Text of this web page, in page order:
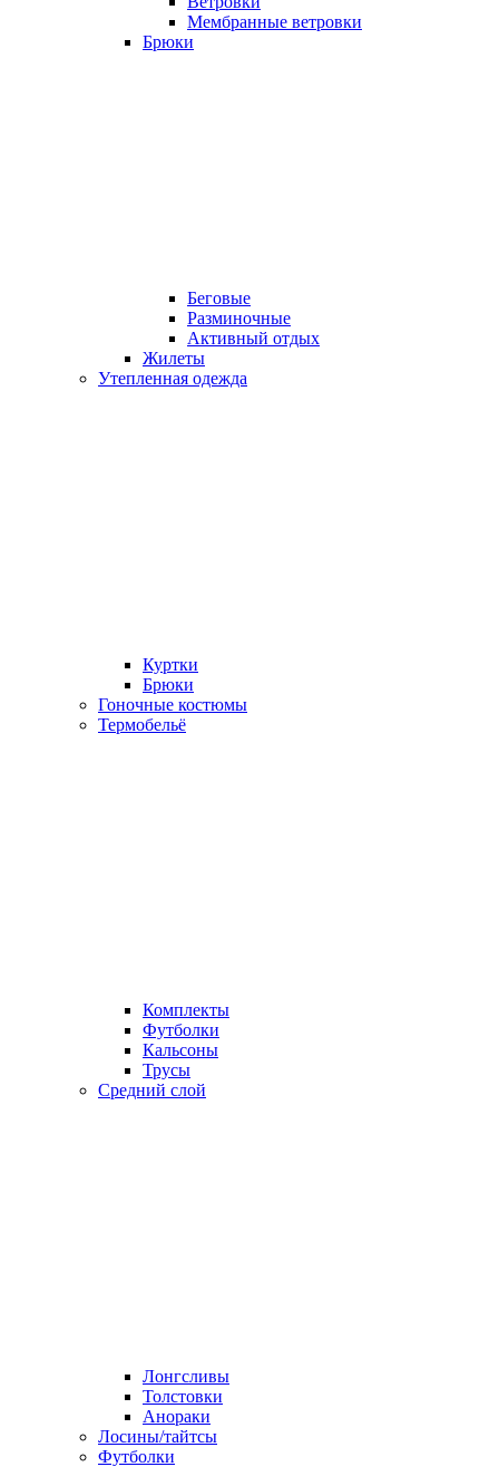
Мембранные ветровки
Брюки
Беговые
Разминочные
Активный отдых
Жилеты
Утепленная одежда
Куртки
Брюки
Гоночные костюмы
Термобельё
Комплекты
Футболки
Кальсоны
Трусы
Средний слой
Лонгсливы
Толстовки
Анораки
Лосины/тайтсы
Футболки